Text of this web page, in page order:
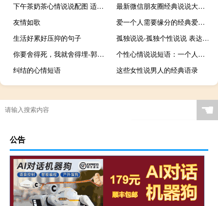
下午茶奶茶心情说说配图 适合爱喝奶茶的小可爱发圈文案
最新微信朋友圈经典说说大全 路漫漫人漫漫时间漫漫人生漫漫
友情如歌
爱一个人需要缘分的经典爱情语录
生活好累好压抑的句子
孤独说说-孤独个性说说 表达自己孤独的个性签名
你要舍得死，我就舍得埋-郭德纲绝对经典的语录
个性心情说说短语：一个人有多不正经，就有多深情
纠结的心情短语
这些女性说男人的经典语录
☚
公告